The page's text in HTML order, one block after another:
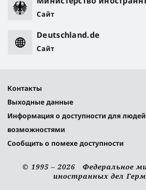
Сайт
Deutschland.de
Сайт
Контакты
Выходные данные
Информация о доступности для
возможностями
Сообщить о помехе доступности
© 1995 – 2026 Федеральное
иностранных дел